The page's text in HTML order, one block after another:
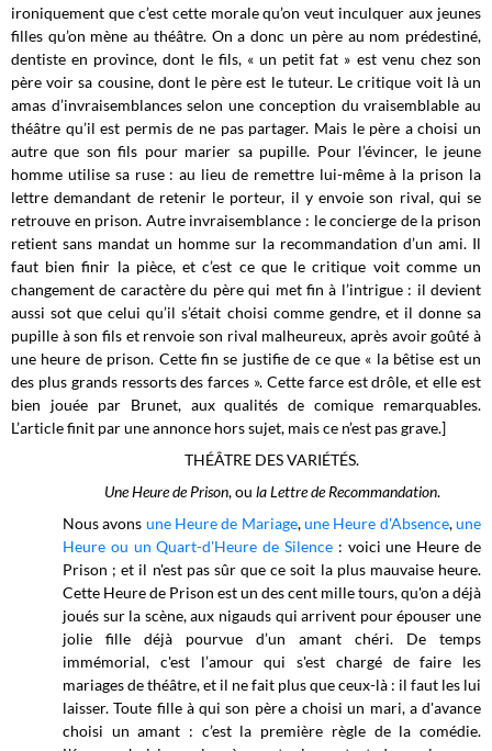
ironiquement que c’est cette morale qu’on veut inculquer aux jeunes
filles qu’on mène au théâtre. On a donc un père au nom prédestiné,
dentiste en province, dont le fils, « un petit fat » est venu chez son
père voir sa cousine, dont le père est le tuteur. Le critique voit là un
amas d’invraisemblances selon une conception du vraisemblable au
théâtre qu’il est permis de ne pas partager. Mais le père a choisi un
autre que son fils pour marier sa pupille. Pour l’évincer, le jeune
homme utilise sa ruse : au lieu de remettre lui-même à la prison la
lettre demandant de retenir le porteur, il y envoie son rival, qui se
retrouve en prison. Autre invraisemblance : le concierge de la prison
retient sans mandat un homme sur la recommandation d’un ami. Il
faut bien finir la pièce, et c’est ce que le critique voit comme un
changement de caractère du père qui met fin à l’intrigue : il devient
aussi sot que celui qu’il s’était choisi comme gendre, et il donne sa
pupille à son fils et renvoie son rival malheureux, après avoir goûté à
une heure de prison. Cette fin se justifie de ce que « la bêtise est un
des plus grands ressorts des farces ». Cette farce est drôle, et elle est
bien jouée par Brunet, aux qualités de comique remarquables.
L’article finit par une annonce hors sujet, mais ce n’est pas grave.]
THÉÂTRE DES VARIÉTÉS.
Une Heure de Prison, ou la Lettre de Recommandation.
Nous avons une Heure de Mariage,une Heure d'Absence,une
Heure ou un Quart-d'Heure de Silence : voici une Heure de
Prison ; et il n'est pas sûr que ce soit la plus mauvaise heure.
Cette Heure de Prison est un des cent mille tours, qu'on a déjà
joués sur la scène, aux nigauds qui arrivent pour épouser une
jolie fille déjà pourvue d’un amant chéri. De temps
immémorial, c'est l’amour qui s'est chargé de faire les
mariages de théâtre, et il ne fait plus que ceux-là : il faut les lui
laisser. Toute fille à qui son père a choisi un mari, a d'avance
choisi un amant : c’est la première règle de la comédie.